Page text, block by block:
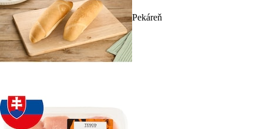
Pekáreň